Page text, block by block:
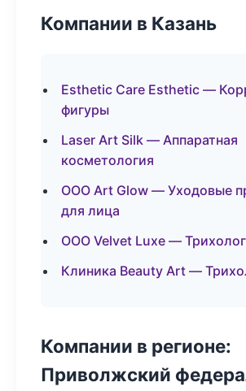
Компании в Казань
Esthetic Care Esthetic —
фигуры
Laser Art Silk — Аппаратная
косметология
ООО Art Glow — Уходовые
для лица
ООО Velvet Luxe —
Клиника Beauty Art —
Компании в регионе:
Приволжский